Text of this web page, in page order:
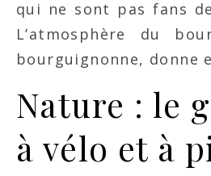
qui ne sont pas fans
L’atmosphère du
bourguignonne, donne
Nature : le
à vélo et à